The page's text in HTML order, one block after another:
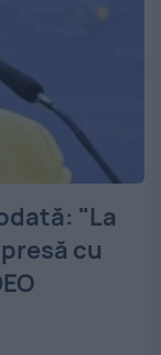
"La
cu